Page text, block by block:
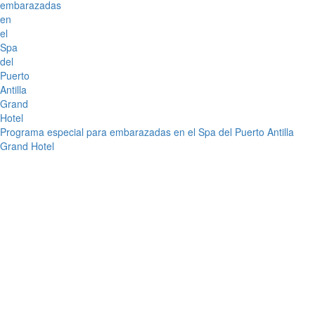
Programa especial para embarazadas en el Spa del Puerto Antilla
Grand Hotel